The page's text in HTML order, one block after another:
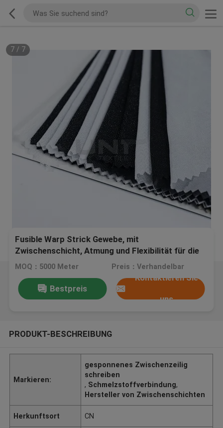
7/ 7
Fusible Warp Strick Gewebe, mit
Zwischenschicht, Atmung und Flexibilität für die
Herstellung von Hemden und Mänteln
MOQ：5000 Meter Preis：Verhandelbar
Bestpreis
Kontaktieren Sie
uns
PRODUKT-BESCHREIBUNG
Markieren:
gesponnenes Zwischenzeilig
schreiben
, Schmelzstoffverbindung,
Hersteller von Zwischenschichten
Herkunftsort CN